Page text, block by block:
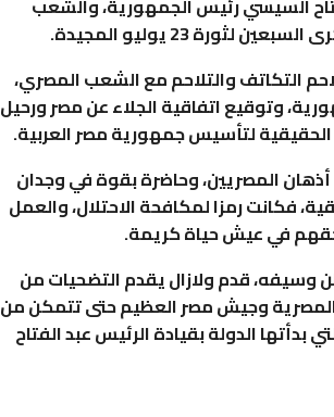
23 يوليو المجيدة.
سطر في 23 يوليو أعظم ملاحم التكاتف والتلاحم مع الشعب المصري،
وتوقيع اتفاقية الجلاء عن مصر ورحيل
لتأسيس جمهورية مصر العربية.
ستبقى عالقة في أذهان المصريين، وحاضرة بقوة في وجدان
فكانت رمزا لمكافحة الاحتلال، والعمل
حقهم في عيش حياة كريمة.
قدم ولازال يقدم التضحيات من
المصرية وجيش مصر العظيم حتى تتمكن من
بدأتها الدولة بقيادة الرئيس عبد الفتاح